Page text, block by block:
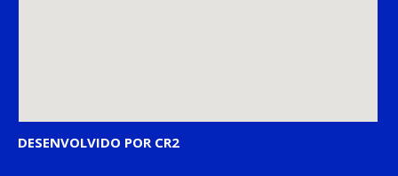
DESENVOLVIDO POR CR2